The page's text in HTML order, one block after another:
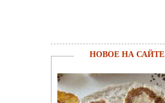
НОВОЕ НА САЙТЕ